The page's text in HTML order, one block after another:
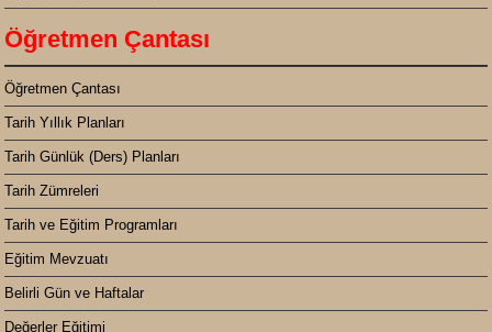
Öğretmen Çantası
Öğretmen Çantası
Tarih Yıllık Planları
Tarih Günlük (Ders) Planları
Tarih Zümreleri
Tarih ve Eğitim Programları
Eğitim Mevzuatı
Belirli Gün ve Haftalar
Değerler Eğitimi